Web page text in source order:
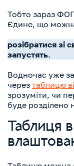
Тобто зараз
Єдине, що
розібратися зі
запустять.
Водночас уже
через таблицю
зрозуміти, чи
буде розділено
Таблиця